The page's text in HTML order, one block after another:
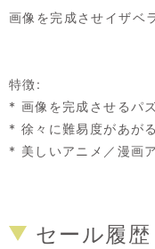
画像を完成させイザベ
特徴:
* 画像を完成させるパ
* 徐々に難易度があがる
* 美しいアニメ／漫画
セール履歴